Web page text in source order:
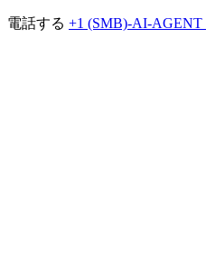
電話する +1 (SMB)-AI-AGENT